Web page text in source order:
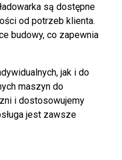
są dostępne
od potrzeb klienta.
budowy, co zapewnia
jak i do
maszyn do
i dostosowujemy
jest zawsze